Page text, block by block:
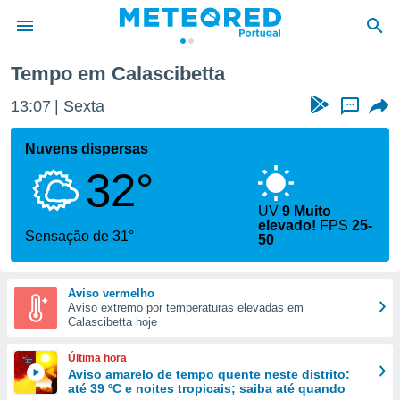
da
foi
fornecidas
a este
das
e
forma
digital
Tempo em Calascibetta
13:07 Sexta ...
Nuvens dispersas
32°
Sensação de 31°
UV9 Muito
elevado! FPS25-
50
Aviso vermelho
Aviso extremo por temperaturas elevadas em
Calascibetta hoje
Última hora
Aviso amarelo de tempo quente neste distrito:
até 39 ºC e noites tropicais; saiba até quando